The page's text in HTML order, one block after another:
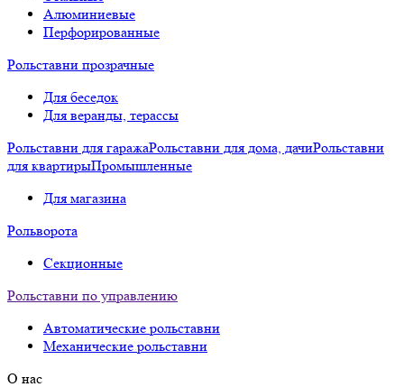
Алюминиевые
Перфорированные
Рольставни прозрачные
Для беседок
Для веранды, терассы
Рольставни для гаражаРольставни для дома, дачиРольставни
для квартирыПромышленные
Для магазина
Рольворота
Секционные
Рольставни по управлению
Автоматические рольставни
Механические рольставни
О нас